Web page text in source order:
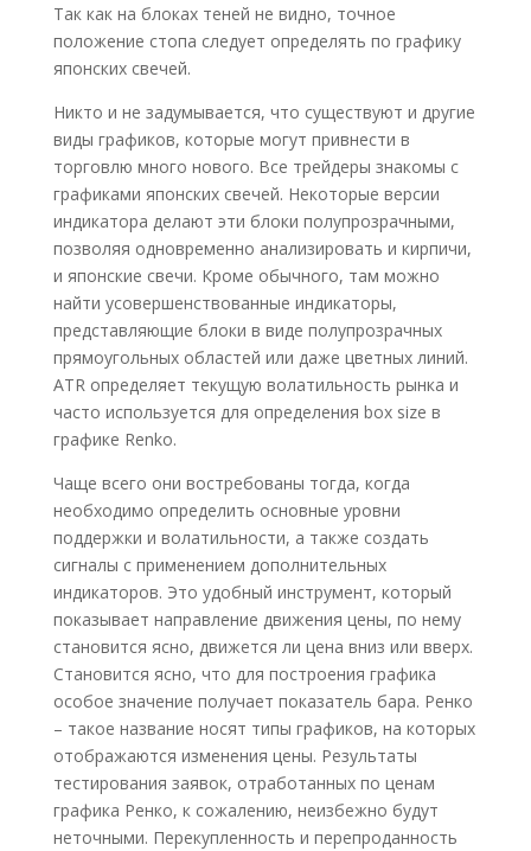
Так как на блоках теней не видно, точное
положение стопа следует определять по графику
японских свечей.
Никто и не задумывается, что существуют и другие
виды графиков, которые могут привнести в
торговлю много нового. Все трейдеры знакомы с
графиками японских свечей. Некоторые версии
индикатора делают эти блоки полупрозрачными,
позволяя одновременно анализировать и кирпичи,
и японские свечи. Кроме обычного, там можно
найти усовершенствованные индикаторы,
представляющие блоки в виде полупрозрачных
прямоугольных областей или даже цветных линий.
ATR определяет текущую волатильность рынка и
часто используется для определения box size в
графике Renko.
Чаще всего они востребованы тогда, когда
необходимо определить основные уровни
поддержки и волатильности, а также создать
сигналы с применением дополнительных
индикаторов. Это удобный инструмент, который
показывает направление движения цены, по нему
становится ясно, движется ли цена вниз или вверх.
Становится ясно, что для построения графика
особое значение получает показатель бара. Ренко
– такое название носят типы графиков, на которых
отображаются изменения цены. Результаты
тестирования заявок, отработанных по ценам
графика Ренко, к сожалению, неизбежно будут
неточными. Перекупленность и перепроданность